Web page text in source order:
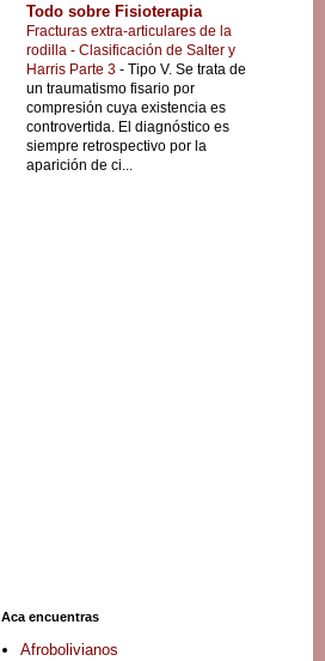
Todo sobre Fisioterapia
Fracturas extra-articulares de la
rodilla - Clasificación de Salter y
Harris Parte 3 - Tipo V. Se trata de
un traumatismo fisario por
compresión cuya existencia es
controvertida. El diagnóstico es
siempre retrospectivo por la
aparición de ci...
Aca encuentras
Afrobolivianos